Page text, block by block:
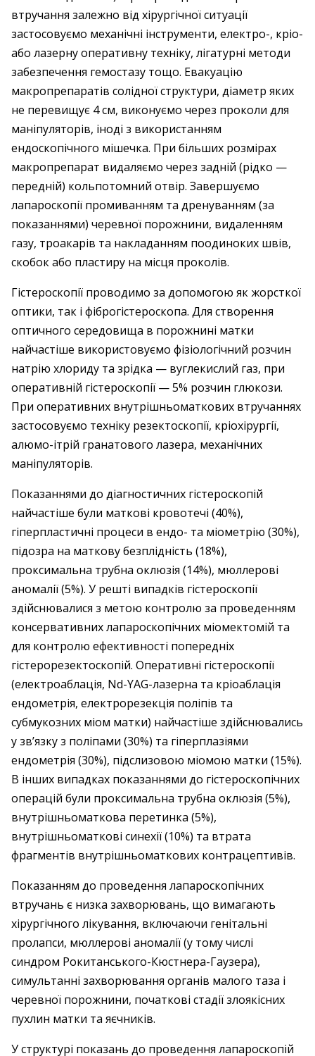
втручання залежно від хірургічної ситуації
застосовуємо механічні інструменти, електро-, кріо-
або лазерну оперативну техніку, лігатурні методи
забезпечення гемостазу тощо. Евакуацію
макропрепаратів солідної структури, діаметр яких
не перевищує 4 см, виконуємо через проколи для
маніпуляторів, іноді з використанням
ендоскопічного мішечка. При більших розмірах
макропрепарат видаляємо через задній (рідко —
передній) кольпотомний отвір. Завершуємо
лапароскопії промиванням та дренуванням (за
показаннями) черевної порожнини, видаленням
газу, троакарів та накладанням поодиноких швів,
скобок або пластиру на місця проколів.
Гістероскопії проводимо за допомогою як жорсткої
оптики, так і фіброгістероскопа. Для створення
оптичного середовища в порожнині матки
найчастіше використовуємо фізіологічний розчин
натрію хлориду та зрідка — вуглекислий газ, при
оперативній гістероскопії — 5% розчин глюкози.
При оперативних внутрішньоматкових втручаннях
застосовуємо техніку резектоскопії, кріохірургії,
алюмо-ітрій гранатового лазера, механічних
маніпуляторів.
Показаннями до діагностичних гістероскопій
найчастіше були маткові кровотечі (40%),
гіперпластичні процеси в ендо- та міометрію (30%),
підозра на маткову безплідність (18%),
проксимальна трубна оклюзія (14%), мюллерові
аномалії (5%). У решті випадків гістероскопії
здійснювалися з метою контролю за проведенням
консервативних лапароскопічних міомектомій та
для контролю ефективності попередніх
гістерорезектоскопій. Оперативні гістероскопії
(електроаблація, Nd-YAG-лазерна та кріоаблація
ендометрія, електрорезекція поліпів та
субмукозних міом матки) найчастіше здійснювались
у зв’язку з поліпами (30%) та гіперплазіями
ендометрія (30%), підслизовою міомою матки (15%).
В інших випадках показаннями до гістероскопічних
операцій були проксимальна трубна оклюзія (5%),
внутрішньоматкова перетинка (5%),
внутрішньоматкові синехії (10%) та втрата
фрагментів внутрішньоматкових контрацептивів.
Показанням до проведення лапароскопічних
втручань є низка захворювань, що вимагають
хірургічного лікування, включаючи генітальні
пролапси, мюллерові аномалії (у тому числі
синдром Рокитанського-Кюстнера-Гаузера),
симультанні захворювання органів малого таза і
черевної порожнини, початкові стадії злоякісних
пухлин матки та яєчників.
У структурі показань до проведення лапароскопій